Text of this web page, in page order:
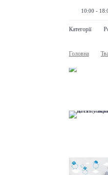
10:00 -
Категорії
Головна